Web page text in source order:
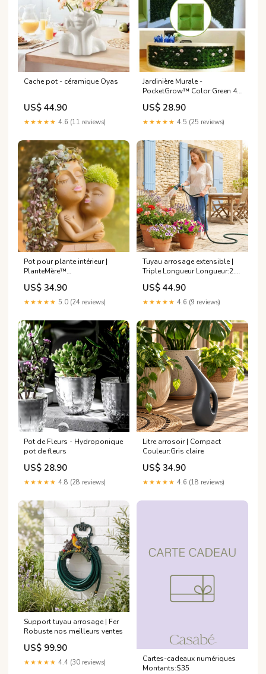
Cache pot - céramique Oyas
US$ 44.90
★★★★★ 4.6 (11 reviews)
Jardinière Murale -
PocketGrow™ Color:Green 4
pockets
US$ 28.90
★★★★★ 4.5 (25 reviews)
Pot pour plante intérieur |
PlanteMère™
couleur:PlanteMère™ Bronzé
US$ 34.90
★★★★★ 5.0 (24 reviews)
Tuyau arrosage extensible |
Triple Longueur Longueur:2.5
à 7.5 mètres
US$ 44.90
★★★★★ 4.6 (9 reviews)
Pot de Fleurs - Hydroponique
pot de fleurs
US$ 28.90
★★★★★ 4.8 (28 reviews)
Litre arrosoir | Compact
Couleur:Gris claire
US$ 34.90
★★★★★ 4.6 (18 reviews)
Support tuyau arrosage | Fer
Robuste nos meilleurs ventes
US$ 99.90
★★★★★ 4.4 (30 reviews)
Cartes-cadeaux numériques
Montants:$35